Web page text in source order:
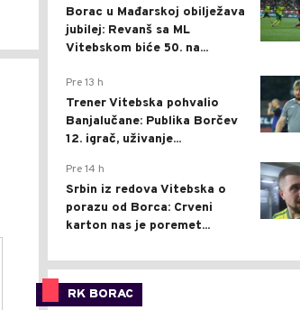
Borac u Mađarskoj obilježava
jubilej: Revanš sa ML
Vitebskom biće 50. na...
Pre 13 h
Trener Vitebska pohvalio
Banjalučane: Publika Borčev
12. igrač, uživanje...
Pre 14 h
Srbin iz redova Vitebska o
porazu od Borca: Crveni
karton nas je poremet...
RK BORAC